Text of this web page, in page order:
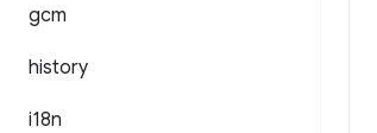
gcm
history
i18n